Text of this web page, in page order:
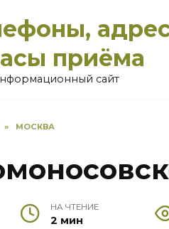
приёма
сайт
» МОСКВА
НА ЧТЕНИЕ
2 мин